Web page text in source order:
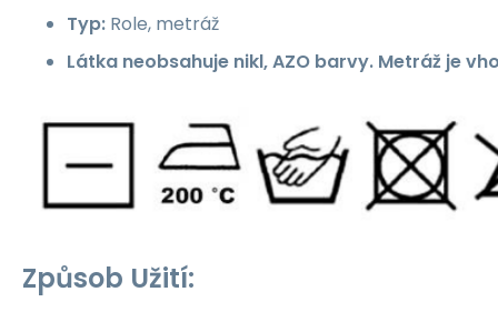
Typ: Role, metráž
Látka neobsahuje nikl, AZO barvy. Metráž je
Způsob Užití: